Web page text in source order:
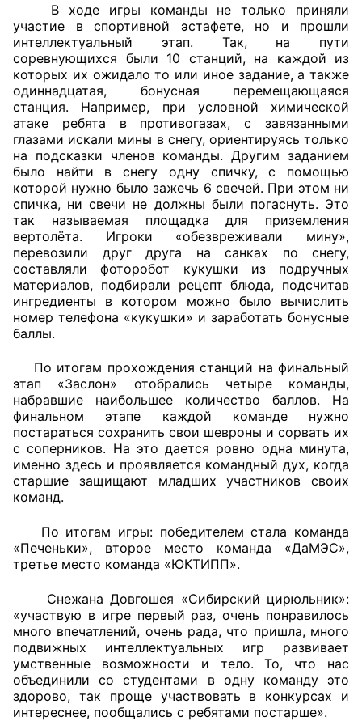
Совет ОП КО
Общественный штаб
Члены ОП КО
Документы ОП КО
Регламент ОП КО
Кодекс этики ОП КО
Положения
Соглашения
Рекомендации
Порядок работы ЦОН
Аппарат ОП КО
УСТАВ ГКУ “АППАРАТ ОП КО”
Доходы руководителя за 2024 г.
В ходе игры команды не только приняли
участие в спортивной эстафете, но и прошли
интеллектуальный этап. Так, на пути
соревнующихся были 10 станций, на каждой из
которых их ожидало то или иное задание, а также
одиннадцатая, бонусная перемещающаяся
станция. Например, при условной химической
атаке ребята в противогазах, с завязанными
глазами искали мины в снегу, ориентируясь только
на подсказки членов команды. Другим заданием
было найти в снегу одну спичку, с помощью
которой нужно было зажечь 6 свечей. При этом ни
спичка, ни свечи не должны были погаснуть. Это
так называемая площадка для приземления
вертолёта. Игроки «обезвреживали мину»,
перевозили друг друга на санках по снегу,
составляли фоторобот кукушки из подручных
материалов, подбирали рецепт блюда, подсчитав
ингредиенты в котором можно было вычислить
номер телефона «кукушки» и заработать бонусные
баллы.
По итогам прохождения станций на финальный
этап «Заслон» отобрались четыре команды,
набравшие наибольшее количество баллов. На
финальном этапе каждой команде нужно
постараться сохранить свои шевроны и сорвать их
с соперников. На это дается ровно одна минута,
именно здесь и проявляется командный дух, когда
старшие защищают младших участников своих
команд.
По итогам игры: победителем стала команда
«Печеньки», второе место команда «ДаМЭС»,
третье место команда «ЮКТИПП».
Снежана Довгошея «Сибирский цирюльник»:
«участвую в игре первый раз, очень понравилось
много впечатлений, очень рада, что пришла, много
подвижных интеллектуальных игр развивает
умственные возможности и тело. То, что нас
объединили со студентами в одну команду это
здорово, так проще участвовать в конкурсах и
интереснее, пообщались с ребятами постарше».